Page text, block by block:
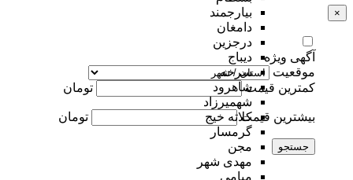
بیارجمند
دامغان
درجزین
دیباج
سرخه
شاهرود
شهمیرزاد
کلاته خیج
گرمسار
مجن
مهدی شهر
میامی
×
آگهی ویژه
موقعیت
کمترین قیمت
تومان
بیشترین قیمت تومان
جستجو